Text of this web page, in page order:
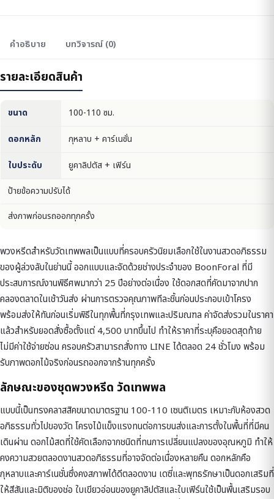
คำอธิบาย บทวิจารณ์ (0)
รายละเอียดสินค้า
ขนาด 100-110 ซม.
ดอกหลัก กุหลาบ + คาร์เนชั่น
ใบประดับ
ยูคาลิปตัส + เฟิร์น
ป้ายข้อความปรับได้
ส่งภาพก่อนรถออกทุกครั้ง
พวงหรีดสำหรับวัดเทพพลเป็นแบบที่ครอบครัวนิยมเลือกใช้ในงานสวดอภิธรรม
ของผู้ล่วงลับในย่านนี้ ออกแบบและจัดด้วยช่างประจำของ BoonForal ที่มี
ประสบการณ์งานพิธีศพมากว่า 25 ปีอย่างต่อเนื่อง ใช้ดอกสดที่คัดมาจากปาก
คลองตลาดในเช้าวันส่ง ผ่านการตรวจคุณภาพทีละชิ้นก่อนประกอบเข้าโครง
พร้อมส่งให้ทันก่อนเริ่มพิธีในทุกพื้นที่กรุงเทพและปริมณฑล ค่าจัดส่งรวมในราคา
แล้วสำหรับยอดสั่งซื้อตั้งแต่ 4,500 บาทขึ้นไป ทำให้ราคาที่ระบุคือยอดสุดท้าย
ไม่มีค่าใช้จ่ายซ่อน ครอบครัวสามารถสั่งทาง LINE ได้ตลอด 24 ชั่วโมง พร้อม
รับภาพดอกไม้จริงก่อนรถออกจากร้านทุกครั้ง
ลักษณะของชุดพวงหรีด วัดเทพพล
แบบนี้เป็นทรงคลาสสิคขนาดมาตรฐาน 100-110 เซนติเมตร เหมาะกับห้องสวด
อภิธรรมทั่วไปของวัด โครงไม้แข็งแรงทนต่อการขนส่งและการตั้งในพื้นที่ที่มีคน
เดินผ่าน ดอกไม้สดที่ใช้คัดเลือกจากชนิดที่ทนการเปลี่ยนแปลงของอุณหภูมิ ทำให้
คงความสวยตลอดงานสวดอภิธรรมที่อาจจัดต่อเนื่องหลายคืน ดอกหลักคือ
กุหลาบและคาร์เนชั่นซึ่งคงสภาพได้ดีตลอดงาน เดซี่และพุทธรักษาเป็นดอกเสริมที่
ให้สีสันและมิติของช่อ ใบเขียวอ่อนของยูคาลิปตัสและใบเฟิร์นใช้เป็นพื้นเสริมรอบ